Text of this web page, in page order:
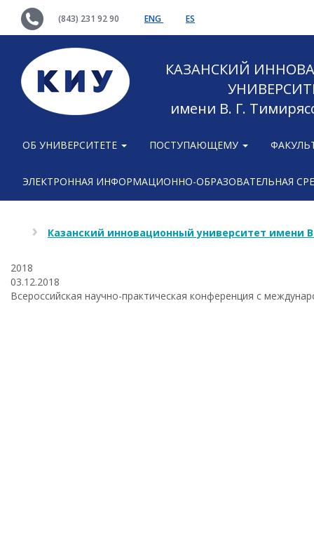
(843) 231 92 90 ENG ES
КАЗАНСКИЙ
имени В. Г.
ОБ УНИВЕРСИТЕТЕ ПОСТУПАЮЩЕМУ
ЭЛЕКТРОННАЯ ИНФОРМАЦИОННО-ОБРАЗОВАТЕЛЬНАЯ
Казанский инновационный университет имени
2018
03.12.2018
Всероссийская научно-практическая конференция с